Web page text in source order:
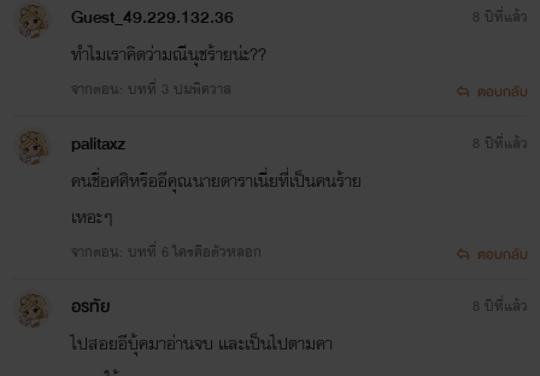
Guest_49.229.132.36
ทำไมเราคิดว่ามณีนุชร้ายน่ะ??
จากตอน: บทที่ 3 ปมพิศวาส
8 ปีที่แล้ว
ตอบกลับ
palitaxz
คนชื่อศศิหรืออีคุณนายดาราเนี่ยที่เป็นคนร้าย
เหอะๆ
จากตอน: บทที่ 6 ใครคือตัวหลอก
8 ปีที่แล้ว
ตอบกลับ
อรทัย
ไปสอยอีบุ้คมาอ่านจบ เเละเป็นไปตามคา
8 ปีที่แล้ว